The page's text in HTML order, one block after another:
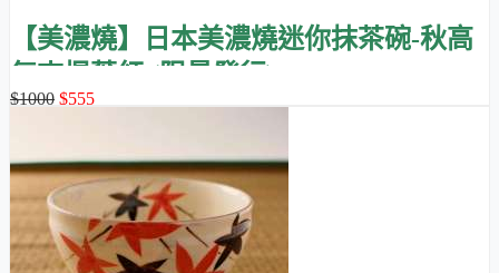
【美濃燒】日本美濃燒迷你抹茶碗-秋高
氣爽楓葉紅 (限量發行)
$1000 $555